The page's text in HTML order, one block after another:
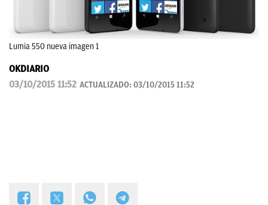
Lumia 550 nueva imagen 1
OKDIARIO
03/10/2015 11:52 ACTUALIZADO: 03/10/2015 11:52